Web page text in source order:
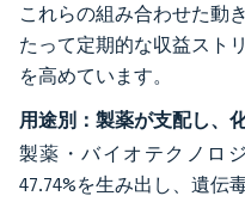
これらの組み合わせた動
たって定期的な収益スト
を高めています。
用途別：製薬が支配し、
製薬・バイオテクノロ
47.74%を生み出し、遺伝